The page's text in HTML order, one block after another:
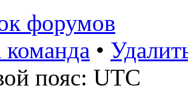
форумов
•
пояс: UTC